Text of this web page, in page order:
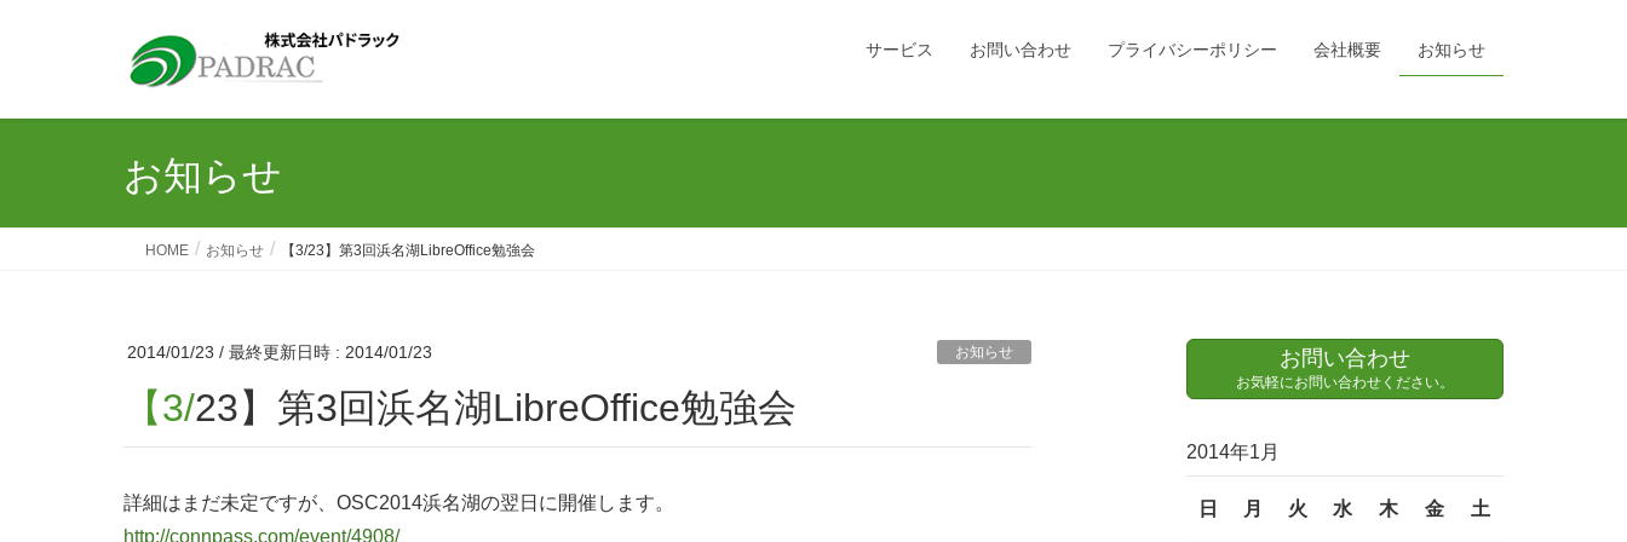
サービス お問い合わせ プライバシーポリシー 会社概要 お知らせ
お知らせ
HOME お知らせ 【3/23】第3回浜名湖LibreOffice勉強会
2014/01/23 / 最終更新日時 : 2014/01/23 お知らせ
【3/23】第3回浜名湖LibreOffice勉強会
詳細はまだ未定ですが、OSC2014浜名湖の翌日に開催します。
http://connpass.com/event/4908/
お問い合わせ
お気軽にお問い合わせください。
2014年1月
日 月 火 水 木 金 土